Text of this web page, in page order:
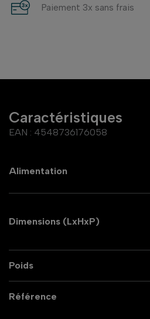
Paiement 3x sans frais
Caractéristiques
EAN : 4548736176058
Alimentation
Dimensions (LxHxP)
Poids
Référence